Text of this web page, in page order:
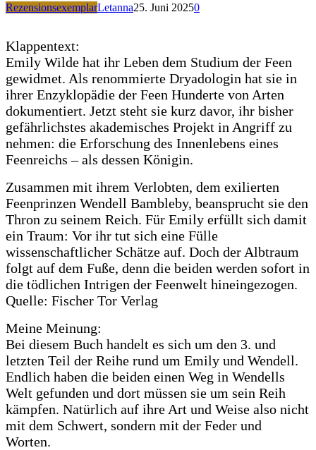
RezensionsexemplarLetanna25. Juni 20250
Klappentext:
Emily Wilde hat ihr Leben dem Studium der Feen
gewidmet. Als renommierte Dryadologin hat sie in
ihrer Enzyklopädie der Feen Hunderte von Arten
dokumentiert. Jetzt steht sie kurz davor, ihr bisher
gefährlichstes akademisches Projekt in Angriff zu
nehmen: die Erforschung des Innenlebens eines
Feenreichs – als dessen Königin.
Zusammen mit ihrem Verlobten, dem exilierten
Feenprinzen Wendell Bambleby, beansprucht sie den
Thron zu seinem Reich. Für Emily erfüllt sich damit
ein Traum: Vor ihr tut sich eine Fülle
wissenschaftlicher Schätze auf. Doch der Albtraum
folgt auf dem Fuße, denn die beiden werden sofort in
die tödlichen Intrigen der Feenwelt hineingezogen.
Quelle: Fischer Tor Verlag
Meine Meinung:
Bei diesem Buch handelt es sich um den 3. und
letzten Teil der Reihe rund um Emily und Wendell.
Endlich haben die beiden einen Weg in Wendells
Welt gefunden und dort müssen sie um sein Reih
kämpfen. Natürlich auf ihre Art und Weise also nicht
mit dem Schwert, sondern mit der Feder und
Worten.